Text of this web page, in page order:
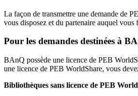
La façon de transmettre une demande de
vous disposez et du partenaire auquel vous
Pour les demandes destinées à
BAnQ possède une licence de PEB
une licence de PEB WorldShare, vous
Bibliothèques sans licence de PEB